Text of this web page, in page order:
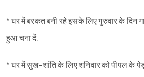
* घर में बरकत बनी रहे इसके लिए गुरुवार के दिन
हुआ चना दें.
* घर में सुख-शांति के लिए शनिवार को पीपल के